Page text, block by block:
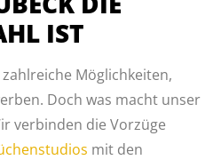
IST
Möglichkeiten,
Doch was macht unser
verbinden die Vorzüge
mit den